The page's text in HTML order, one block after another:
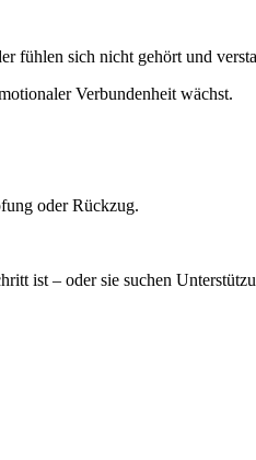
fühlen sich nicht gehört und
Verbundenheit wächst.
oder Rückzug.
ist – oder sie suchen